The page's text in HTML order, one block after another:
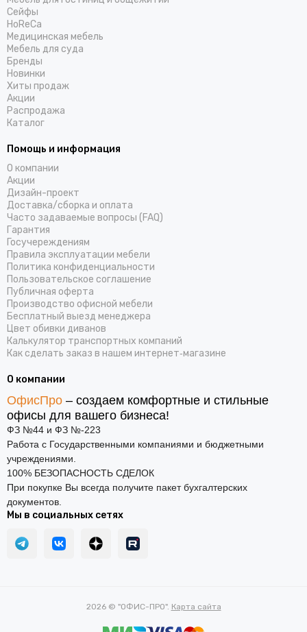
Cейфы
HoReCa
Медицинская мебель
Мебель для суда
Бренды
Новинки
Хиты продаж
Акции
Распродажа
Каталог
Помощь и информация
О компании
Акции
Дизайн-проект
Доставка/cборка и оплата
Часто задаваемые вопросы (FAQ)
Гарантия
Госучереждениям
Правила эксплуатации мебели
Политика конфиденциальности
Пользовательское соглашение
Публичная оферта
Производство офисной мебели
Бесплатный выезд менеджера
Цвет обивки диванов
Калькулятор транспортных компаний
Как сделать заказ в нашем интернет‑магазине
О компании
ОфисПро – создаем комфортные и стильные
офисы для вашего бизнеса!
ФЗ №44 и ФЗ №-223
Работа с Государственными компаниями и бюджетными
учреждениями.
100% БЕЗОПАСНОСТЬ СДЕЛОК
При покупке Вы всегда получите пакет бухгалтерских
документов.
Мы в социальных сетях
2026 © "ОФИС-ПРО". Карта сайта